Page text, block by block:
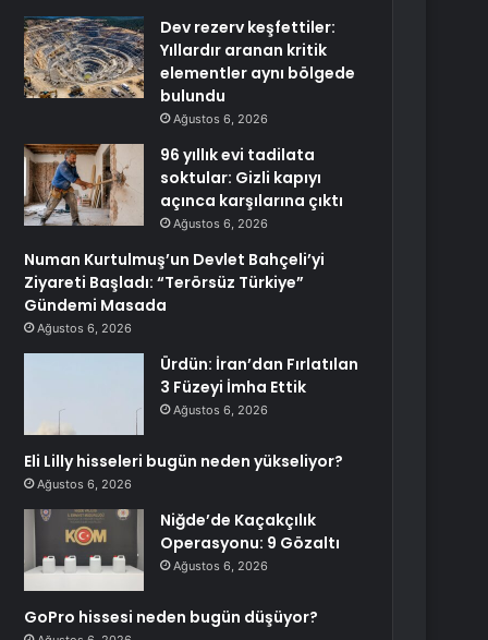
Dev rezerv keşfettiler:
Yıllardır aranan kritik
elementler aynı bölgede
bulundu
Ağustos 6, 2026
96 yıllık evi tadilata
soktular: Gizli kapıyı
açınca karşılarına çıktı
Ağustos 6, 2026
Numan Kurtulmuş’un Devlet Bahçeli’yi
Ziyareti Başladı: “Terörsüz Türkiye”
Gündemi Masada
Ağustos 6, 2026
Ürdün: İran’dan Fırlatılan
3 Füzeyi İmha Ettik
Ağustos 6, 2026
Eli Lilly hisseleri bugün neden yükseliyor?
Ağustos 6, 2026
Niğde’de Kaçakçılık
Operasyonu: 9 Gözaltı
Ağustos 6, 2026
GoPro hissesi neden bugün düşüyor?